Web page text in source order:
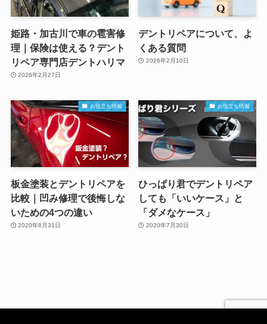
姫路・加古川で車の雹害修
理｜保険は使える？デント
リペア専門店デントハリマ
2026年2月27日
デントリペアについて、よ
くある質問
2026年2月10日
お役立ち情報
板金塗装とデントリペアを
比較｜凹み修理で後悔しな
いための4つの違い
2020年8月31日
お役立ち情報
ひっぱり君でデントリペア
しても「いいケース」と
「ダメなケース」
2020年7月30日